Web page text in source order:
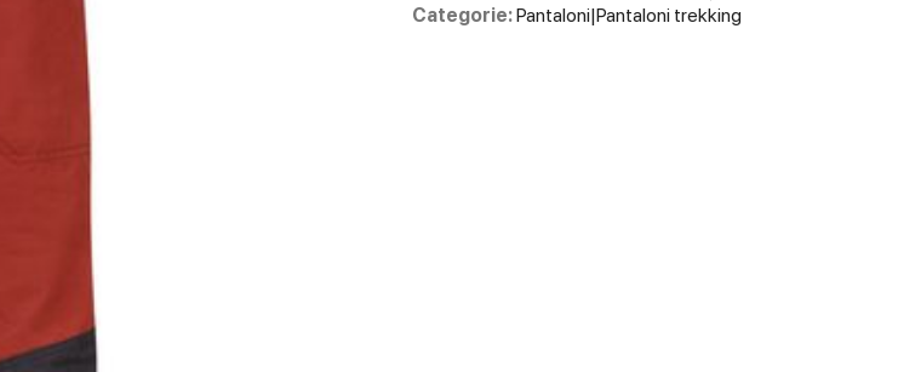
Categorie:Pantaloni|Pantaloni trekking